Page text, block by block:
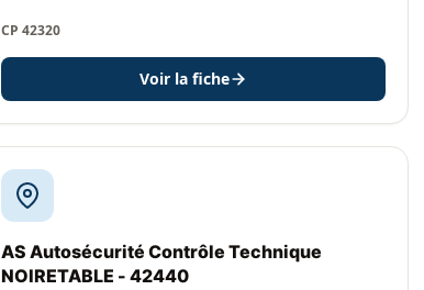
CP 42320
Voir la fiche
AS Autosécurité Contrôle Technique
NOIRETABLE - 42440